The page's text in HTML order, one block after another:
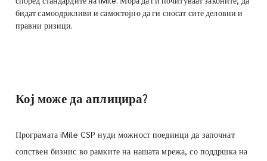
бидат самоодржливи и самостојно да ги сносат сите деловни и
правни ризици.
Кој може да аплицира?
Програмата iMile CSP нуди можност поединци да започнат
сопствен бизнис во рамките на нашата мрежа, со поддршка на